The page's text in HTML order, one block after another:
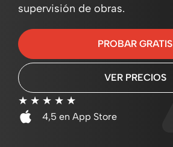
supervisión de obras.
PROBAR GRATIS
VER PRECIOS
☆ ☆ ☆ ☆ ☆
4,5 en App Store